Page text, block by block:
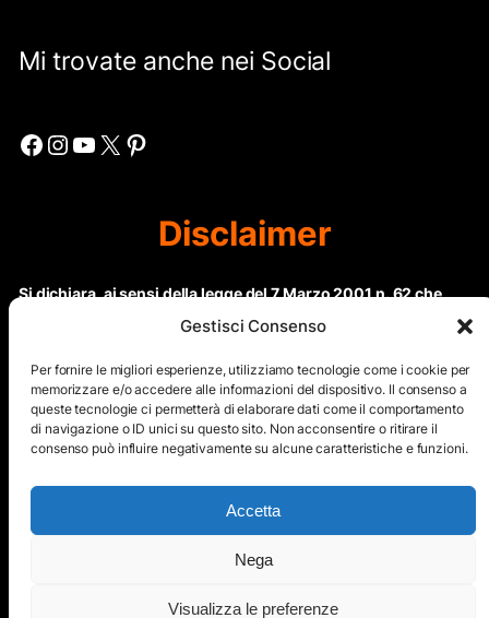
Gestisci Consenso
Per fornire le migliori esperienze, utilizziamo tecnologie come i cookie per
memorizzare e/o accedere alle informazioni del dispositivo. Il consenso a
queste tecnologie ci permetterà di elaborare dati come il comportamento
di navigazione o ID unici su questo sito. Non acconsentire o ritirare il
consenso può influire negativamente su alcune caratteristiche e funzioni.
Accetta
Nega
Visualizza le preferenze
Mi trovate anche nei Social
Facebook Instagram YouTube X Pinterest
Disclaimer
Si dichiara, ai sensi della legge del 7 Marzo 2001 n. 62 che
questo sito non rientra nella categoria di “Informazione
regolari. Le immagini dei collaboratori detentori del
Copyright © sono riproducibili solo dietro specifica
autorizzazione. Il contenuto del sito, comprensivo di testi e
immagini, eccetto dove espressamente specificato, è
protetto da Copyright © e non può essere riprodotto e
diffuso tramite nessun mezzo elettronico o cartaceo senza
esplicita autorizzazione scritta da parte dello staff di ”Il Mare
nel cuore”